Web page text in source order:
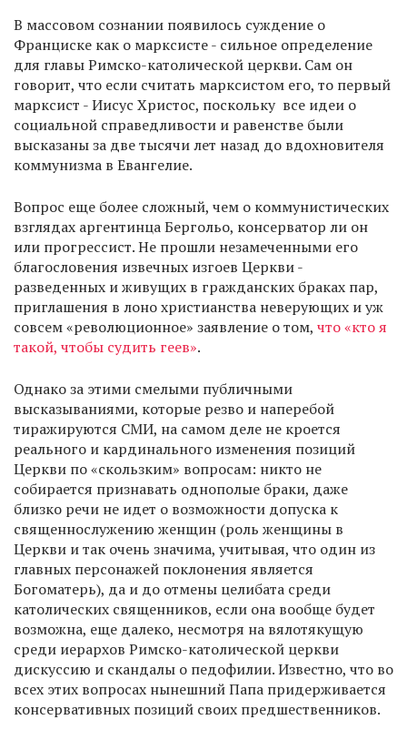
В массовом сознании появилось суждение о
Франциске как о марксисте - сильное определение
для главы Римско-католической церкви. Сам он
говорит, что если считать марксистом его, то первый
марксист - Иисус Христос, поскольку все идеи о
социальной справедливости и равенстве были
высказаны за две тысячи лет назад до вдохновителя
коммунизма в Евангелие.
Вопрос еще более сложный, чем о коммунистических
взглядах аргентинца Бергольо, консерватор ли он
или прогрессист. Не прошли незамеченными его
благословения извечных изгоев Церкви -
разведенных и живущих в гражданских браках пар,
приглашения в лоно христианства неверующих и уж
совсем «революционное» заявление о том, что «кто я
такой, чтобы судить геев».
Однако за этими смелыми публичными
высказываниями, которые резво и наперебой
тиражируются СМИ, на самом деле не кроется
реального и кардинального изменения позиций
Церкви по «скользким» вопросам: никто не
собирается признавать однополые браки, даже
близко речи не идет о возможности допуска к
священнослужению женщин (роль женщины в
Церкви и так очень значима, учитывая, что один из
главных персонажей поклонения является
Богоматерь), да и до отмены целибата среди
католических священников, если она вообще будет
возможна, еще далеко, несмотря на вялотякущую
среди иерархов Римско-католической церкви
дискуссию и скандалы о педофилии. Известно, что во
всех этих вопросах нынешний Папа придерживается
консервативных позиций своих предшественников.